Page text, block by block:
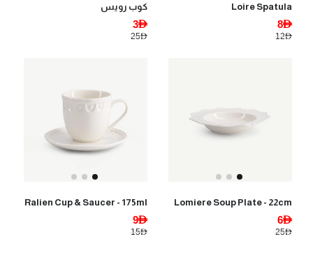
Loire Spatula
8AED
12AED
كوب رويس
3AED
25AED
Lomiere Soup Plate - 22cm
6AED
25AED
Ralien Cup & Saucer - 175ml
9AED
15AED